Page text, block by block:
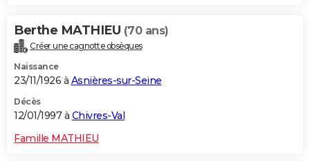
Berthe MATHIEU (70 ans)
Créer une cagnotte obsèques
Naissance
23/11/1926 à Asnières-sur-Seine
Décès
12/01/1997 à Chivres-Val
Famille MATHIEU